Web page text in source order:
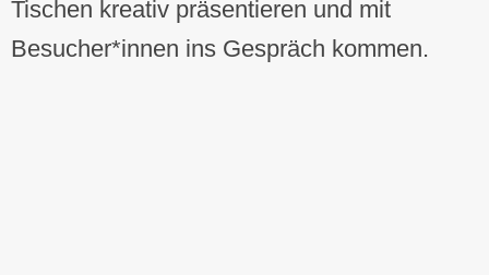
Tischen kreativ präsentieren und mit
Besucher*innen ins Gespräch kommen.